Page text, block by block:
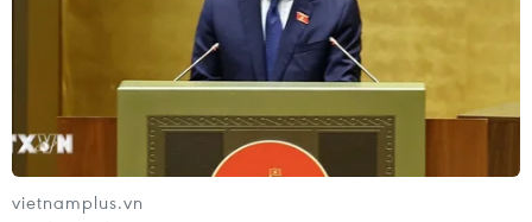
khách như Giỗ Tổ Hùng Vương-Lễ hội Đền Hùng.
vietnamplus.vn